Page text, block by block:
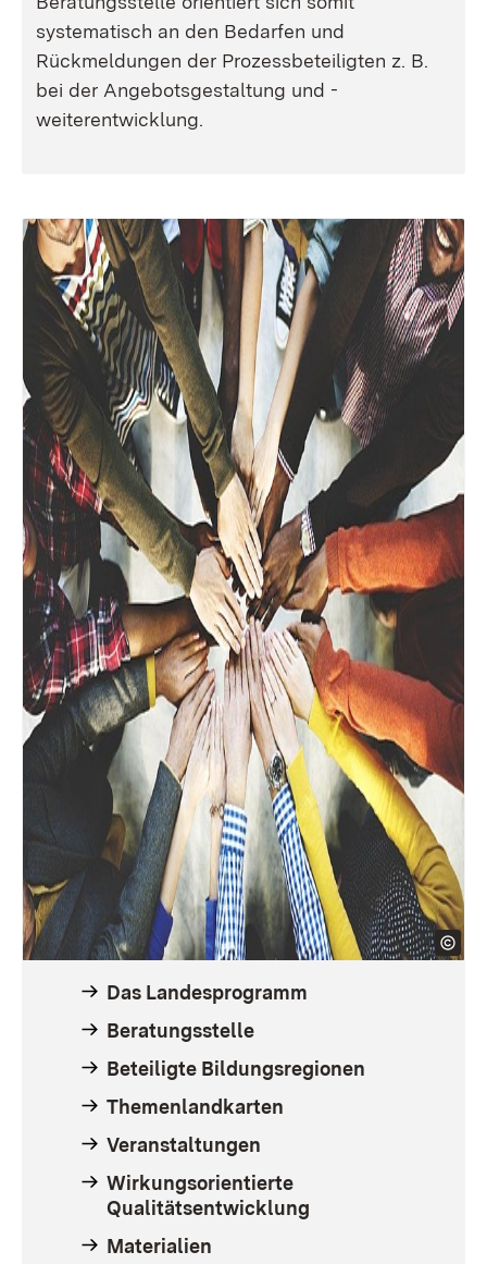
systematisch an den Bedarfen und
Rückmeldungen der Prozessbeteiligten z. B.
bei der Angebotsgestaltung und -
weiterentwicklung.
Das Landesprogramm
Beratungsstelle
Beteiligte Bildungsregionen
Themenlandkarten
Veranstaltungen
Wirkungsorientierte
Qualitätsentwicklung
Materialien